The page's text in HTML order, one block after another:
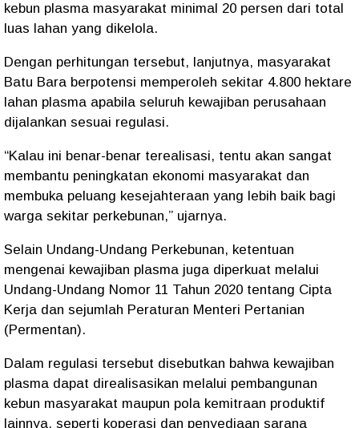
kebun plasma masyarakat minimal 20 persen dari total
luas lahan yang dikelola.
Dengan perhitungan tersebut, lanjutnya, masyarakat
Batu Bara berpotensi memperoleh sekitar 4.800 hektare
lahan plasma apabila seluruh kewajiban perusahaan
dijalankan sesuai regulasi.
“Kalau ini benar-benar terealisasi, tentu akan sangat
membantu peningkatan ekonomi masyarakat dan
membuka peluang kesejahteraan yang lebih baik bagi
warga sekitar perkebunan,” ujarnya.
Selain Undang-Undang Perkebunan, ketentuan
mengenai kewajiban plasma juga diperkuat melalui
Undang-Undang Nomor 11 Tahun 2020 tentang Cipta
Kerja dan sejumlah Peraturan Menteri Pertanian
(Permentan).
Dalam regulasi tersebut disebutkan bahwa kewajiban
plasma dapat direalisasikan melalui pembangunan
kebun masyarakat maupun pola kemitraan produktif
lainnya, seperti koperasi dan penyediaan sarana